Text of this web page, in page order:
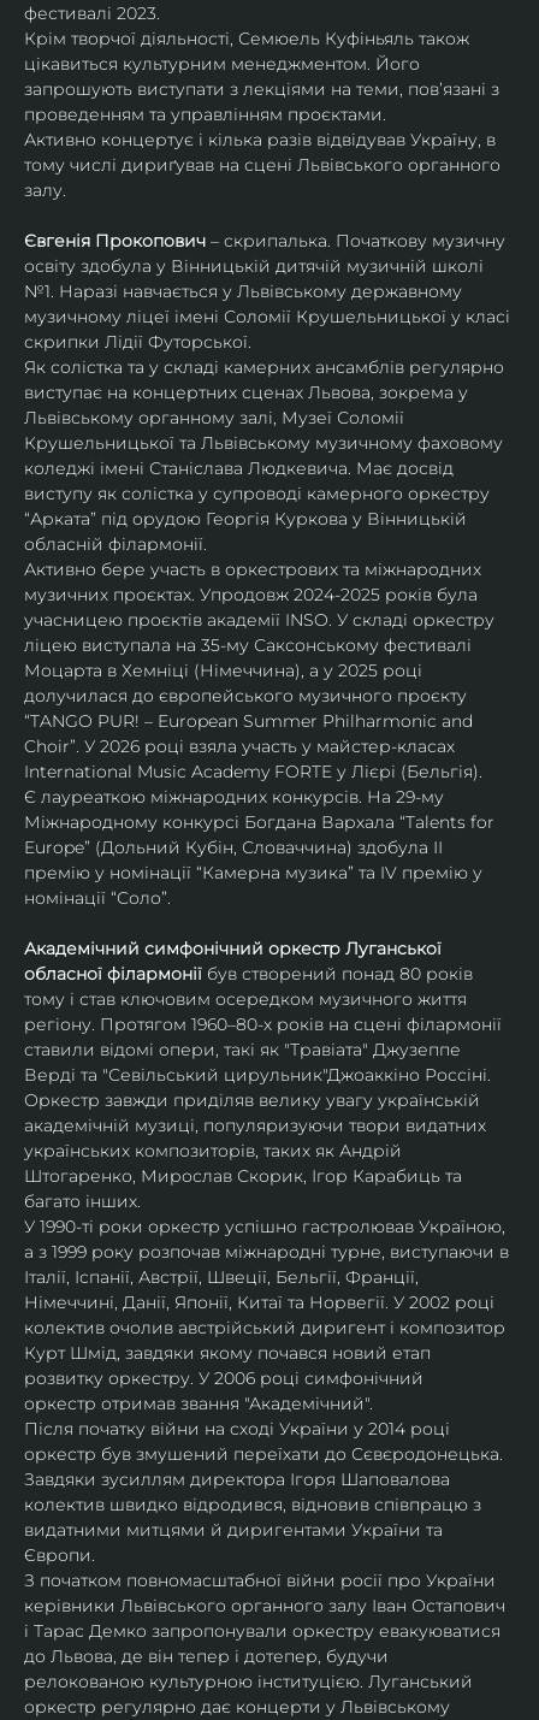
фестивалі 2023.
Крім творчої діяльності, Семюель Куфіньяль також
цікавиться культурним менеджментом. Його
запрошують виступати з лекціями на теми, пов’язані з
проведенням та управлінням проєктами.
Активно концертує і кілька разів відвідував Україну, в
тому числі дириґував на сцені Львівського органного
залу.
Євгенія Прокопович – скрипалька. Початкову музичну
освіту здобула у Вінницькій дитячій музичній школі
№1. Наразі навчається у Львівському державному
музичному ліцеї імені Соломії Крушельницької у класі
скрипки Лідії Футорської.
Як солістка та у складі камерних ансамблів регулярно
виступає на концертних сценах Львова, зокрема у
Львівському органному залі, Музеї Соломії
Крушельницької та Львівському музичному фаховому
коледжі імені Станіслава Людкевича. Має досвід
виступу як солістка у супроводі камерного оркестру
“Арката” під орудою Георгія Куркова у Вінницькій
обласній філармонії.
Активно бере участь в оркестрових та міжнародних
музичних проєктах. Упродовж 2024-2025 років була
учасницею проєктів академії INSO. У складі оркестру
ліцею виступала на 35-му Саксонському фестивалі
Моцарта в Хемніці (Німеччина), а у 2025 році
долучилася до європейського музичного проєкту
“TANGO PUR! – European Summer Philharmonic and
Choir”. У 2026 році взяла участь у майстер-класах
International Music Academy FORTE у Лієрі (Бельгія).
Є лауреаткою міжнародних конкурсів. На 29-му
Міжнародному конкурсі Богдана Вархала “Talents for
Europe” (Дольний Кубін, Словаччина) здобула ІІ
премію у номінації “Камерна музика” та IV премію у
номінації “Соло”.
Академічний симфонічний оркестр Луганської
обласної філармонії був створений понад 80 років
тому і став ключовим осередком музичного життя
регіону. Протягом 1960–80-х років на сцені філармонії
ставили відомі опери, такі як "Травіата" Джузеппе
Верді та "Севільський цирульник"Джоаккіно Россіні.
Оркестр завжди приділяв велику увагу українській
академічній музиці, популяризуючи твори видатних
українських композиторів, таких як Андрій
Штогаренко, Мирослав Скорик, Ігор Карабиць та
багато інших.
У 1990-ті роки оркестр успішно гастролював Україною,
а з 1999 року розпочав міжнародні турне, виступаючи в
Італії, Іспанії, Австрії, Швеції, Бельгії, Франції,
Німеччині, Данії, Японії, Китаї та Норвегії. У 2002 році
колектив очолив австрійський диригент і композитор
Курт Шмід, завдяки якому почався новий етап
розвитку оркестру. У 2006 році симфонічний
оркестр отримав звання "Академічний".
Після початку війни на сході України у 2014 році
оркестр був змушений переїхати до Сєвєродонецька.
Завдяки зусиллям директора Ігоря Шаповалова
колектив швидко відродився, відновив співпрацю з
видатними митцями й диригентами України та
Європи.
З початком повномасштабної війни росії про України
керівники Львівського органного залу Іван Остапович
і Тарас Демко запропонували оркестру евакуюватися
до Львова, де він тепер і дотепер, будучи
релокованою культурною інституцією. Луганський
оркестр регулярно дає концерти у Львівському